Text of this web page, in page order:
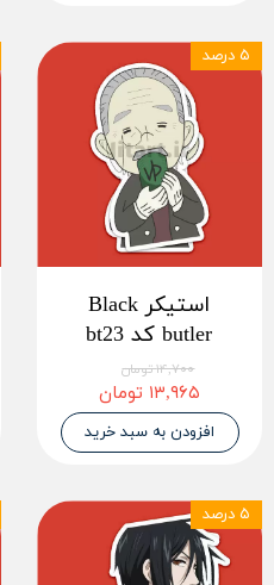
استیکر Black
butler کد bt23
۱۴,۷۰۰ تومان
۱۳,۹۶۵ تومان
افزودن به سبد خرید
۵ درصد
۵ درصد